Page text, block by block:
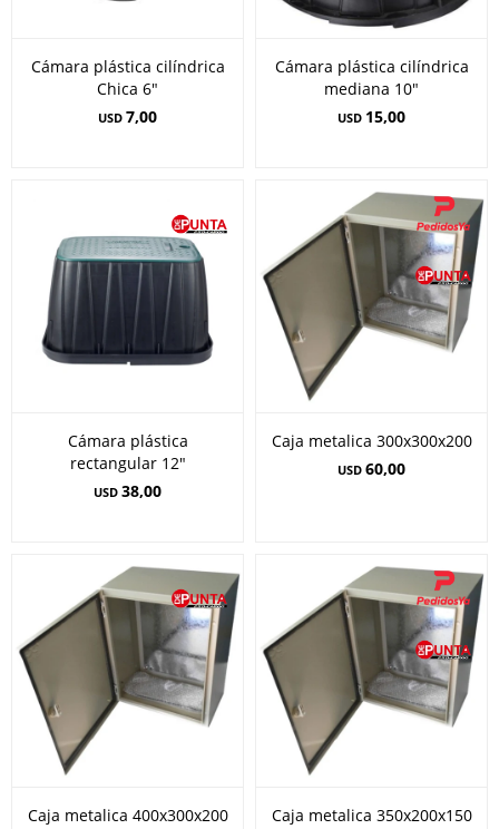
Cámara plástica cilíndrica
Chica 6"
USD 7,00
Cámara plástica cilíndrica
mediana 10"
USD 15,00
Cámara plástica
rectangular 12"
USD 38,00
Caja metalica 300x300x200
USD 60,00
Caja metalica 400x300x200 Caja metalica 350x200x150